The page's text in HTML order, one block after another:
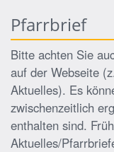
Pfarrbrief
Bitte achten Sie
auf der Webseite
Aktuelles). Es
zwischenzeitlich
enthalten sind.
Aktuelles/